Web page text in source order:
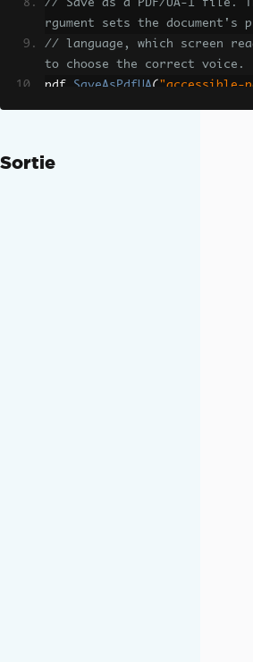
// Save as a PDF/UA-1 file.
rgument sets the document's
// language, which screen
to choose the correct voice.
pdf
SaveAsPdfUA( "accessible-
Sortie